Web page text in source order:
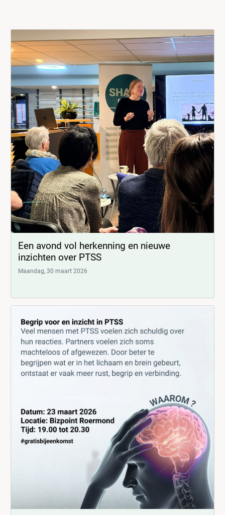
Een avond vol herkenning en nieuwe
inzichten over PTSS
Maandag, 30 maart 2026